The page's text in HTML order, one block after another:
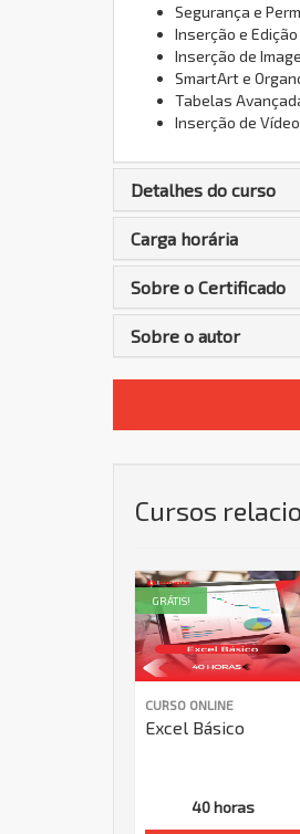
Segurança e
Inserção e
Inserção de
SmartArt e
Tabelas
Inserção de
Detalhes do curso
Carga horária
Sobre o Certificado
Sobre o autor
Cursos
CURSO ONLINE
Excel Básico
40 horas
GRÁTIS!